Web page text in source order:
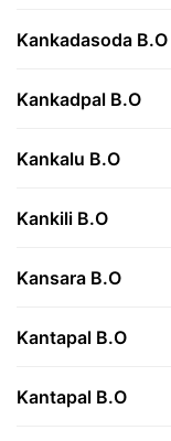
Kankadasoda B.O
Kankadpal B.O
Kankalu B.O
Kankili B.O
Kansara B.O
Kantapal B.O
Kantapal B.O